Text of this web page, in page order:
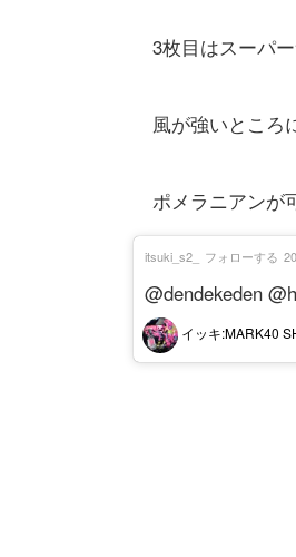
3枚目はスーパ
風が強いところ
ポメラニアンが
@dendekeden
イッキ:MARK40
itsuki_s2_ フォローする